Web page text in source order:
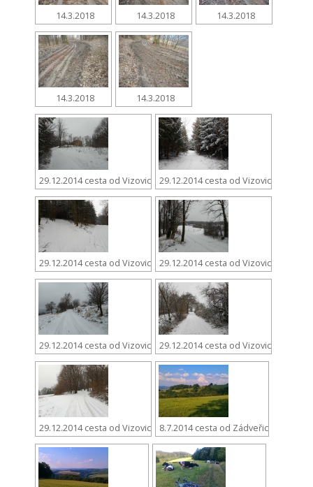
14.3.2018 14.3.2018 14.3.2018
14.3.2018 14.3.2018
29.12.2014 cesta od Vizovic 29.12.2014 cesta od Vizovic
29.12.2014 cesta od Vizovic 29.12.2014 cesta od Vizovic
29.12.2014 cesta od Vizovic 29.12.2014 cesta od Vizovic
29.12.2014 cesta od Vizovic 8.7.2014 cesta od Zádveřic